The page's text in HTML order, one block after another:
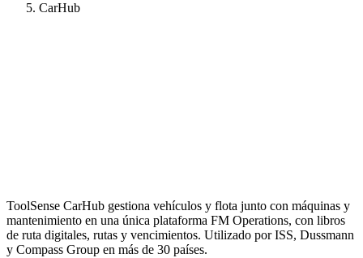
CarHub
ToolSense CarHub gestiona vehículos y flota junto con máquinas y
mantenimiento en una única plataforma FM Operations, con libros
de ruta digitales, rutas y vencimientos. Utilizado por ISS, Dussmann
y Compass Group en más de 30 países.